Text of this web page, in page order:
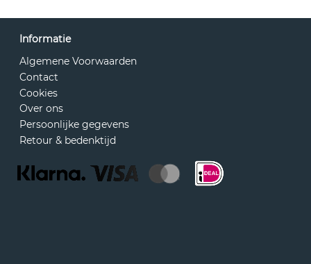
Informatie
Algemene Voorwaarden
Contact
Cookies
Over ons
Persoonlijke gegevens
Retour & bedenktijd